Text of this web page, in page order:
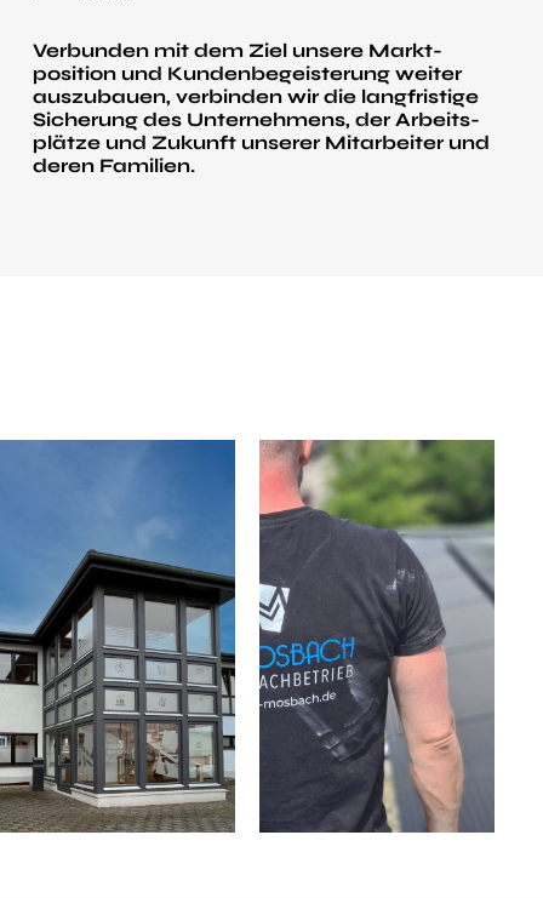
Verbunden mit dem Ziel unsere Markt­
position und Kunden­begei­sterung weiter
auszubauen, verbinden wir die langfristige
Siche­rung des Unternehmens, der Arbeits­
plätze und Zukunft unserer Mitarbeiter und
deren Familien.